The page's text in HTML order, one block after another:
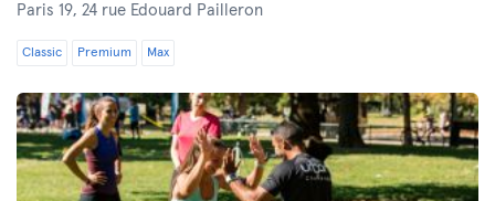
Paris 19, 24 rue Edouard Pailleron
Classic Premium Max